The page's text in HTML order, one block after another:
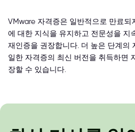
VMware 자격증은 일반적으로 만료되
에 대한 지식을 유지하고 전문성을 지
재인증을 권장합니다. 더 높은 단계의
일한 자격증의 최신 버전을 취득하면
장할 수 있습니다.